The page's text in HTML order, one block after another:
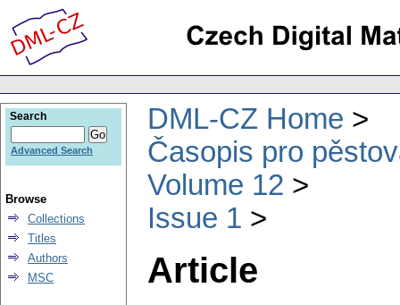
DML-CZ Home
Časopis pro
Volume 12
Issue 1
Article
Search
Advanced Search
Browse
Collections
Titles
Authors
MSC